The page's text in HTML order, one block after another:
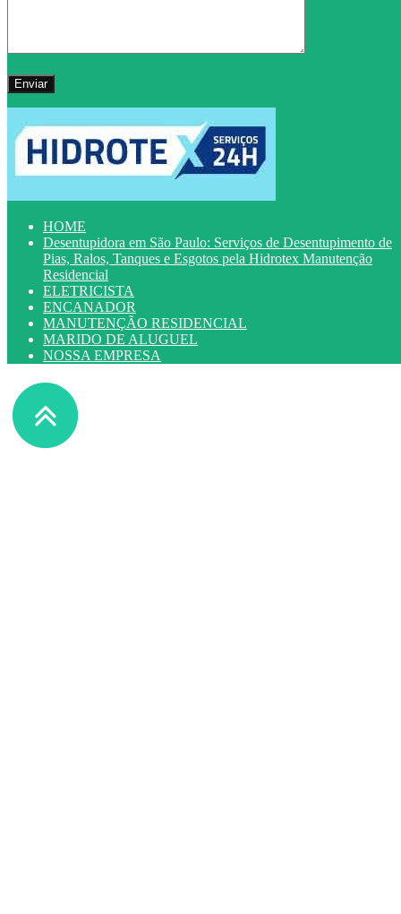
HOME
Desentupidora em São Paulo: Serviços de Desentupimento de
Pias, Ralos, Tanques e Esgotos pela Hidrotex Manutenção
Residencial
ELETRICISTA
ENCANADOR
MANUTENÇÃO RESIDENCIAL
MARIDO DE ALUGUEL
NOSSA EMPRESA